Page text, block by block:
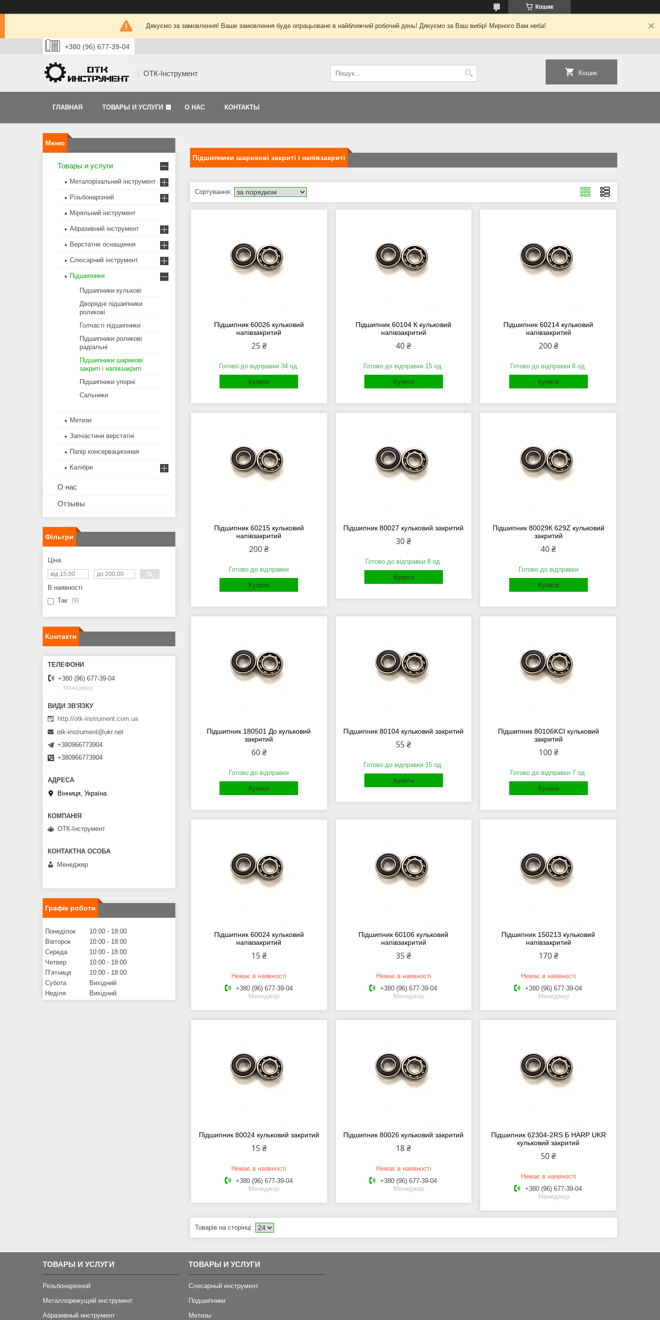
Кошик
Дякуємо за замовлення! Ваше замовлення буде опрацьоване в найближчий робочий день! Дякуємо за Ваш вибір! Мирного Вам неба!
+380 (96) 677-39-04
ОТК-Інструмент Кошик
ГЛАВНАЯ ТОВАРЫ И УСЛУГИ О НАС КОНТАКТЫ
Підшипники шарикові закриті і напівзакриті
Підшипник 60026 кульковий
напівзакритий
25 ₴
Готово до відправки 34 од.
Купити
Підшипник 60104 К кульковий
напівзакритий
40 ₴
Готово до відправки 15 од.
Купити
Підшипник 60214 кульковий
напівзакритий
200 ₴
Готово до відправки 8 од.
Купити
Підшипник 60215 кульковий
напівзакритий
200 ₴
Готово до відправки
Купити
Підшипник 80027 кульковий закритий
30 ₴
Готово до відправки 8 од.
Купити
Підшипник 80029К 629Z кульковий
закритий
40 ₴
Готово до відправки
Купити
Підшипник 180501 До кульковий
закритий
60 ₴
Готово до відправки
Купити
Підшипник 80104 кульковий закритий
55 ₴
Готово до відправки 15 од.
Купити
Підшипник 80106KCI кульковий
закритий
100 ₴
Готово до відправки 7 од.
Купити
Підшипник 60024 кульковий
напівзакритий
15 ₴
Немає в наявності
+380 (96) 677-39-04
Менеджер
Підшипник 60106 кульковий
напівзакритий
35 ₴
Немає в наявності
+380 (96) 677-39-04
Менеджер
Підшипник 150213 кульковий
напівзакритий
170 ₴
Немає в наявності
+380 (96) 677-39-04
Менеджер
Підшипник 80024 кульковий закритий
15 ₴
Немає в наявності
+380 (96) 677-39-04
Менеджер
Підшипник 80026 кульковий закритий
18 ₴
Немає в наявності
+380 (96) 677-39-04
Менеджер
Підшипник 62304-2RS Б HARP UKR
кульковий закритий
50 ₴
Немає в наявності
+380 (96) 677-39-04
Менеджер
Товары и услуги
Металорізальний інструмент
Різьбонарізний
Міряльний інструмент
Абразивний інструмент
Верстатне оснащення
Слюсарний інструмент
Підшипники
Підшипники кулькові
Дворядні підшипники
роликові
Голчасті підшипники
Підшипники роликові
радіальні
Підшипники шарикові
закриті і напівзакриті
Підшипники упорні
Сальники
Метизи
Запчастини верстатні
Папір консервационная
Калібри
О нас
Отзывы
Фільтри
Ціна
В наявності
Так
9
Контакти
+380 (96) 677-39-04
Менеджер
http://otk-instrument.com.ua
otk-instrument@ukr.net
+380966773904
+380966773904
Вінниця, Україна
ОТК-Інструмент
Менеджер
Графік роботи
Понеділок 10:00
18:00
Вівторок
10:00
18:00
Середа
10:00
18:00
Четвер
10:00
18:00
Пʼятниця
10:00
18:00
Субота
Вихідний
Неділя
Вихідний
ТОВАРЫ И УСЛУГИ
Резьбонарезной
Металлорежущий инструмент
Абразивный инструмент
ТОВАРЫ И УСЛУГИ
Слесарный инструмент
Подшипники
Метизы